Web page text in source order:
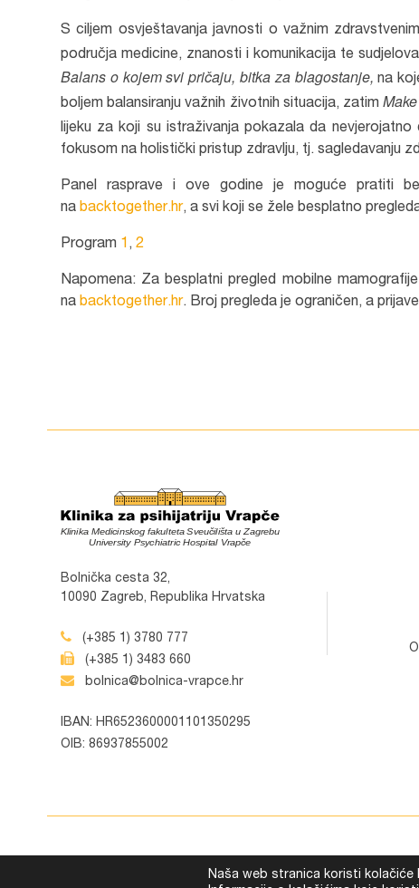
S ciljem osvještavanja javnosti o važnim
područja medicine, znanosti i komunikacija te
Balans o kojem svi pričaju, bitka za blagostanje, na
boljem balansiranju važnih životnih situacija, zatim
lijeku za koji su istraživanja pokazala da
fokusom na holistički pristup zdravlju, tj. sagledavanju
Panel rasprave i ove godine je moguće pratiti
na backtogether.hr, a svi koji se žele besplatno
Program 1, 2
Napomena: Za besplatni pregled mobilne
na backtogether.hr. Broj pregleda je ograničen, a
Bolnička cesta 32,
10090 Zagreb, Republika Hrvatska
(+385 1) 3780 777
(+385 1) 3483 660
bolnica@bolnica-vrapce.hr
IBAN: HR6523600001101350295
OIB: 86937855002
Naša web stranica koristi kolačiće